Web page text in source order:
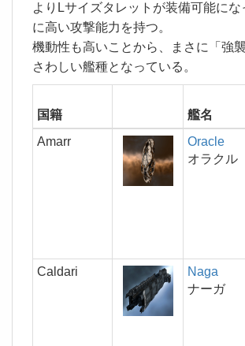
よりLサイズタレットが装備可能にな
に高い攻撃能力を持つ。
機動性も高いことから、まさに「強
さわしい艦種となっている。
国籍 艦名
Amarr
Oracle
オラクル
Caldari
Naga
ナーガ